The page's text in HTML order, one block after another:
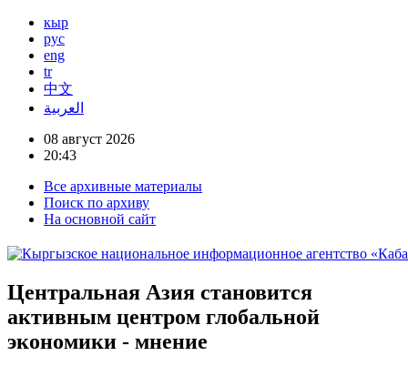
кыр
рус
eng
tr
中文
العربية
08 август 2026
20:43
Все архивные материалы
Поиск по архиву
На основной сайт
Центральная Азия становится
активным центром глобальной
экономики - мнение